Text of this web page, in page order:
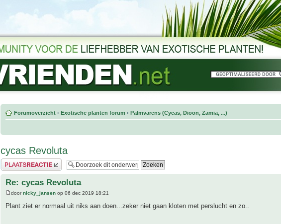
Forumoverzicht ‹ Exotische planten forum ‹ Palmvarens (Cycas, Dioon, Zamia, ...)
cycas Revoluta
Plaats een reactie
Re: cycas Revoluta
doornicky_jansen op 06 dec 2019 18:21
Plant ziet er normaal uit niks aan doen...zeker niet gaan kloten met perslucht en zo..